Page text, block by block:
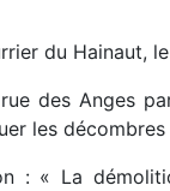
du
des Anges
les
: « La